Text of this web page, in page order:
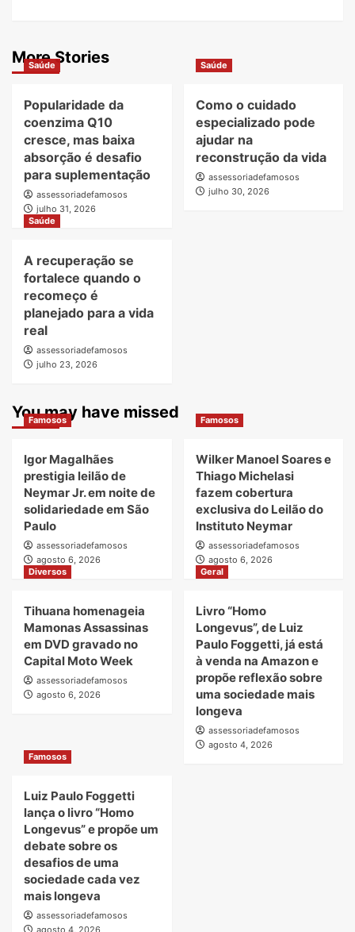
More Stories
Saúde
Popularidade da
coenzima Q10
cresce, mas baixa
absorção é desafio
para suplementação
assessoriadefamosos
julho 31, 2026
Saúde
Como o cuidado
especializado pode
ajudar na
reconstrução da vida
assessoriadefamosos
julho 30, 2026
Saúde
A recuperação se
fortalece quando o
recomeço é
planejado para a vida
real
assessoriadefamosos
julho 23, 2026
You may have missed
Famosos
Igor Magalhães
prestigia leilão de
Neymar Jr. em noite de
solidariedade em São
Paulo
assessoriadefamosos
agosto 6, 2026
Famosos
Wilker Manoel Soares e
Thiago Michelasi
fazem cobertura
exclusiva do Leilão do
Instituto Neymar
assessoriadefamosos
agosto 6, 2026
Diversos
Tihuana homenageia
Mamonas Assassinas
em DVD gravado no
Capital Moto Week
assessoriadefamosos
agosto 6, 2026
Geral
Livro “Homo
Longevus”, de Luiz
Paulo Foggetti, já está
à venda na Amazon e
propõe reflexão sobre
uma sociedade mais
longeva
assessoriadefamosos
agosto 4, 2026
Famosos
Luiz Paulo Foggetti
lança o livro “Homo
Longevus” e propõe um
debate sobre os
desafios de uma
sociedade cada vez
mais longeva
assessoriadefamosos